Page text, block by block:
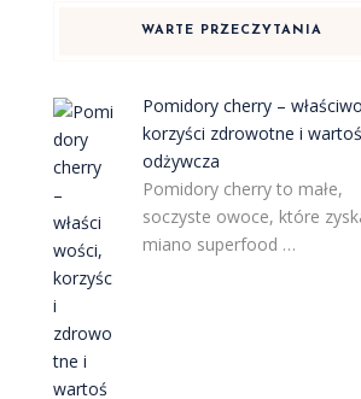
WARTE PRZECZYTANIA
Pomidory cherry –
korzyści zdrowotne i
odżywcza
Pomidory cherry to małe,
soczyste owoce, które
miano superfood …